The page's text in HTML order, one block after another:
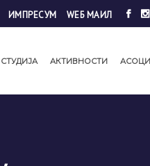
ИМПРЕСУМ WЕБ МАИЛ
АКТИВНОСТИ